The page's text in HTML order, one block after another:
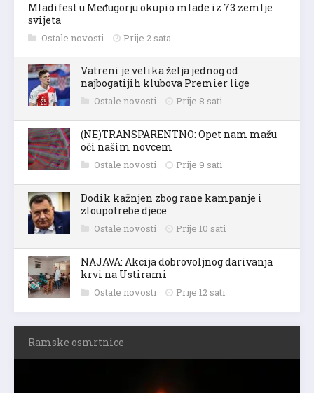
Mladifest u Međugorju okupio mlade iz 73 zemlje
svijeta
Ostale novosti Prije 2 sata
Vatreni je velika želja jednog od
najbogatijih klubova Premier lige
Ostale novosti Prije 8 sati
(NE)TRANSPARENTNO: Opet nam mažu
oči našim novcem
Ostale novosti Prije 9 sati
Dodik kažnjen zbog rane kampanje i
zloupotrebe djece
Ostale novosti Prije 10 sati
NAJAVA: Akcija dobrovoljnog darivanja
krvi na Ustirami
Ostale novosti Prije 12 sati
Ramske osmrtnice